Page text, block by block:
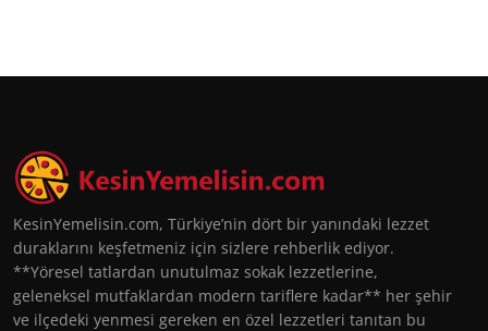
KesinYemelisin.com, Türkiye’nin dört bir yanındaki lezzet
duraklarını keşfetmeniz için sizlere rehberlik ediyor.
**Yöresel tatlardan unutulmaz sokak lezzetlerine,
geleneksel mutfaklardan modern tariflere kadar** her şehir
ve ilçedeki yenmesi gereken en özel lezzetleri tanıtan bu